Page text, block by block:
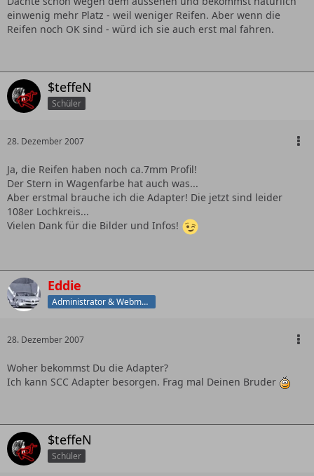
einwenig mehr Platz - weil weniger Reifen. Aber wenn die
Reifen noch OK sind - würd ich sie auch erst mal fahren.
$teffeN
Schüler
28. Dezember 2007
Ja, die Reifen haben noch ca.7mm Profil!
Der Stern in Wagenfarbe hat auch was...
Aber erstmal brauche ich die Adapter! Die jetzt sind leider
108er Lochkreis...
Vielen Dank für die Bilder und Infos!
Eddie
Administrator & Webmaster
28. Dezember 2007
Woher bekommst Du die Adapter?
Ich kann SCC Adapter besorgen. Frag mal Deinen Bruder
$teffeN
Schüler